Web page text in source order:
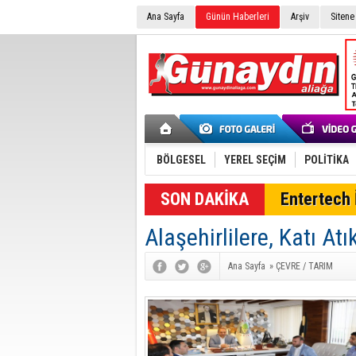
Ana Sayfa Günün Haberleri Arşiv
BÖLGESEL YEREL SEÇİM POLİTİKA
SON DAKİKA Entertech
Alaşehirlilere, Katı
Ana Sayfa » ÇEVRE / TARIM